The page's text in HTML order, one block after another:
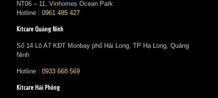
NT06 – 11, Vinhomes Ocean Park
Hotline : 0961 485 427
Kitcare Quảng Ninh
Số 14 Lô A7 KĐT Monbay phố Hải Long, TP Hạ Long, Quảng
Ninh
Hotline : 0933 668 569
Kitcare Hải Phòng